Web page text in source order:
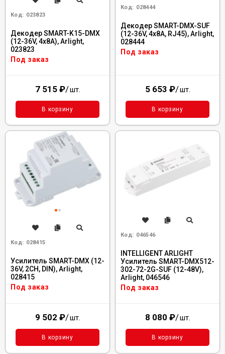
Код: 023823
Декодер SMART-K15-DMX
(12-36V, 4x8A), Arlight,
023823
Под заказ
7 515 ₽/шт.
В корзину
Код: 028444
Декодер SMART-DMX-SUF
(12-36V, 4x8A, RJ45), Arlight,
028444
Под заказ
5 653 ₽/шт.
В корзину
Код: 028415
Усилитель SMART-DMX (12-
36V, 2CH, DIN), Arlight,
028415
Под заказ
9 502 ₽/шт.
В корзину
Код: 046546
INTELLIGENT ARLIGHT
Усилитель SMART-DMX512-
302-72-2G-SUF (12-48V),
Arlight, 046546
Под заказ
8 080 ₽/шт.
В корзину